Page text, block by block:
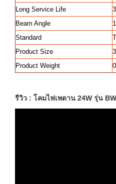
Long Service Life
Beam Angle
Standard
Product Size
Product Weight
รีวิว : โคมไฟเพดาน 24W รุ่น